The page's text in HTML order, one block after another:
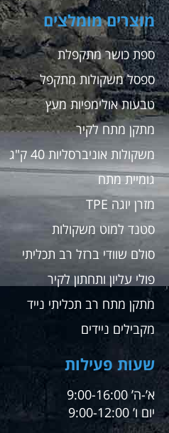
מוצרים מומלצים
ספת כושר מתקפלת
ספסל משקולות מתקפל
טבעות אולימפיות מעץ
מתקן מתח לקיר
משקולות אוניברסליות 40 ק"ג
גומיית מתח
מזרן יוגה TPE
סטנד למוט משקולות
סולם שוודי ברזל רב תכליתי
פולי עליון ותחתון לקיר
מתקן מתח רב תכליתי נייד
מקבילים ניידים
שעות פעילות
א’-ה’ 9:00-16:00
יום ו’ 9:00-12:00